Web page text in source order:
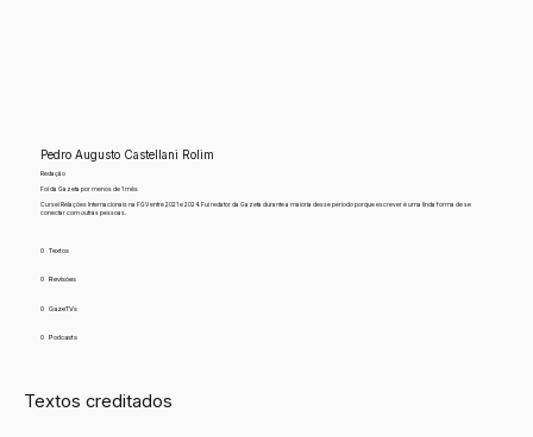
Pedro Augusto Castellani Rolim
Redação
Foi da Gazeta por menos de 1 mês
Cursei Relações Internacionais na FGV entre 2021 e 2024. Fui redator da Gazeta durante a maioria desse período porque escrever é uma linda forma de se
conectar com outras pessoas.
0 Textos
0 Revisões
0 GazeTVs
0 Podcasts
Textos creditados